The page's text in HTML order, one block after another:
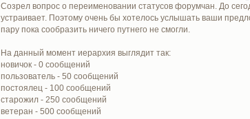
Созрел вопрос о переименовании статусов форумчан. До
устраивает. Поэтому очень бы хотелось услышать ваши
пару пока сообразить ничего путнего не смогли.
На данный момент иерархия выглядит так:
новичок - 0 сообщений
пользователь - 50 сообщений
постоялец - 100 сообщений
старожил - 250 сообщений
ветеран - 500 сообщений